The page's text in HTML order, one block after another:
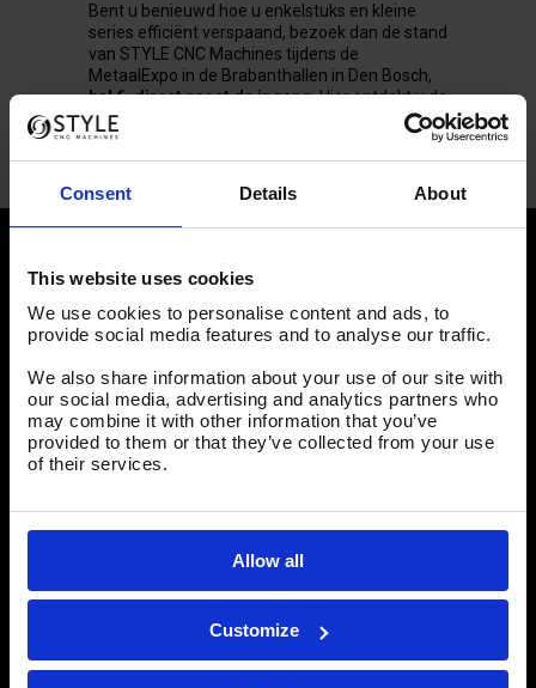
Consent Details About
This website uses cookies
We use cookies to personalise content and ads, to
provide social media features and to analyse our traffic.
We also share information about your use of our site with
our social media, advertising and analytics partners who
may combine it with other information that you’ve
provided to them or that they’ve collected from your use
of their services.
Allow all
Customize
Bent u benieuwd hoe u enkelstuks en kleine
series efficiënt verspaand, bezoek dan de stand
van STYLE CNC Machines tijdens de
MetaalExpo in de Brabanthallen in Den Bosch,
hal 6, direct naast de ingang. Hier ontdekt u de
voordelen van de zeer gebruiksvriendelijke
STYLE Besturing
freesbanken.
In de spotlight: Alex Meinema
How its made: STYLE MACHINES
Een diepgaande kijk in de wereld van productfotografie met
Ballbar-meting CNC freesbank